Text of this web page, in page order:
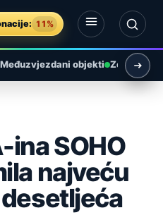
11%
Međuzvjezdani objekti Zemlja i
ina SOHO
najveću